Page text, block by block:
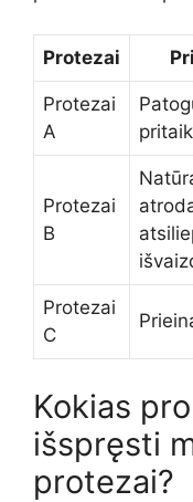
Protezai
Protezai
A
Protezai
B
Protezai
C
Kokias
išspręsti
protezai?